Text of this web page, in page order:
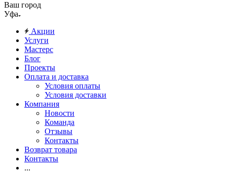
Ваш город
Уфа
Акции
Услуги
Мастерс
Блог
Проекты
Оплата и доставка
Условия оплаты
Условия доставки
Компания
Новости
Команда
Отзывы
Контакты
Возврат товара
Контакты
...